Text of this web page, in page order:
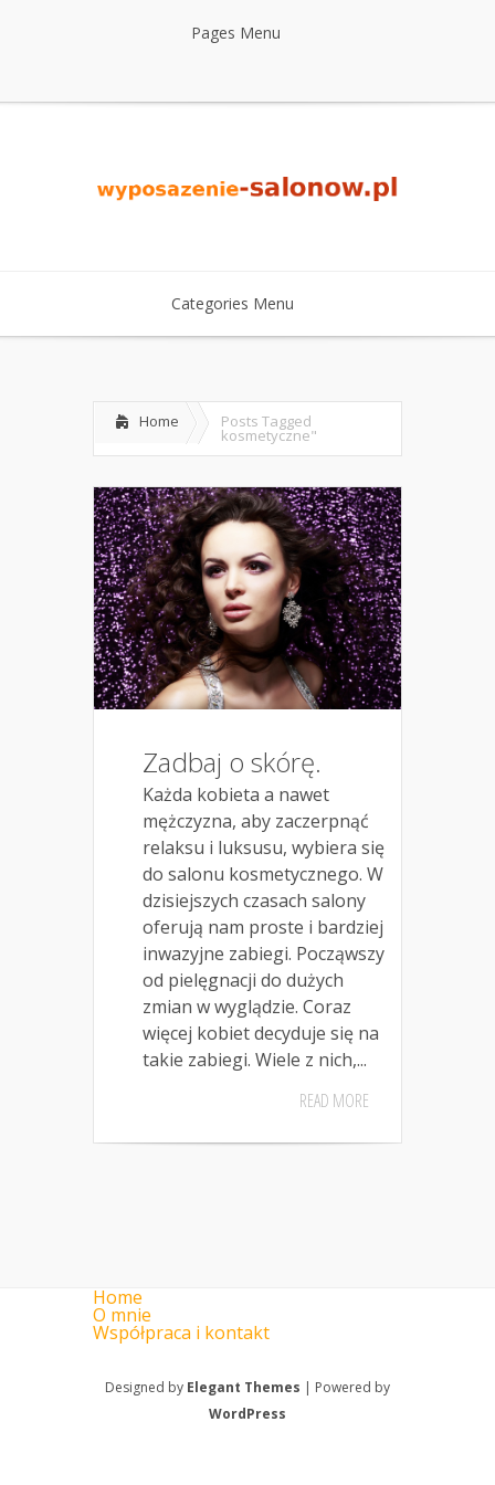
Pages Menu
Categories Menu
Home Posts Tagged
kosmetyczne"
Zadbaj o skórę.
Każda kobieta a nawet
mężczyzna, aby zaczerpnąć
relaksu i luksusu, wybiera się
do salonu kosmetycznego. W
dzisiejszych czasach salony
oferują nam proste i bardziej
inwazyjne zabiegi. Począwszy
od pielęgnacji do dużych
zmian w wyglądzie. Coraz
więcej kobiet decyduje się na
takie zabiegi. Wiele z nich,...
READ MORE
Home
O mnie
Współpraca i kontakt
Designed by Elegant Themes | Powered by
WordPress